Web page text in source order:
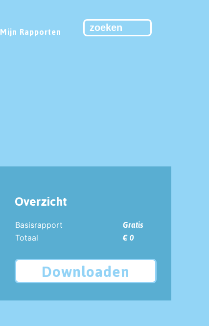
Mijn Rapporten
Overzicht
Basisrapport
Gratis
Totaal
€ 0
Downloaden